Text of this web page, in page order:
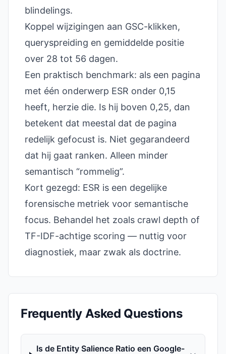
blindelings.
Koppel wijzigingen aan GSC-klikken,
queryspreiding en gemiddelde positie
over 28 tot 56 dagen.
Een praktisch benchmark: als een pagina
met één onderwerp ESR onder 0,15
heeft, herzie die. Is hij boven 0,25, dan
betekent dat meestal dat de pagina
redelijk gefocust is. Niet gegarandeerd
dat hij gaat ranken. Alleen minder
semantisch “rommelig”.
Kort gezegd: ESR is een degelijke
forensische metriek voor semantische
focus. Behandel het zoals crawl depth of
TF-IDF-achtige scoring — nuttig voor
diagnostiek, maar zwak als doctrine.
Frequently Asked Questions
Is de Entity Salience Ratio een Google-